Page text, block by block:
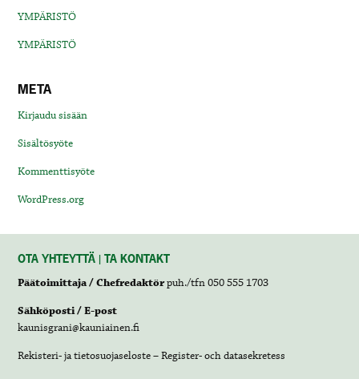
YMPÄRISTÖ
YMPÄRISTÖ
META
Kirjaudu sisään
Sisältösyöte
Kommenttisyöte
WordPress.org
OTA YHTEYTTÄ | TA KONTAKT
Päätoimittaja / Chefredaktörpuh./tfn 050 555 1703
Sähköposti / E-post
kaunisgrani@kauniainen.fi
Rekisteri- ja tietosuojaseloste – Register- och datasekretess